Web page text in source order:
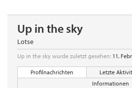
Up in the sky
Lotse
Up in the sky wurde zuletzt gesehen: 11.
Profilnachrichten Letzte
Informationen